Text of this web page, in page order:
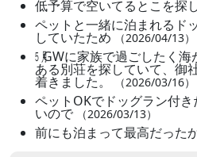
低予算で空いてるとこを探
ペットと一緒に泊まれるド
していたため （2026/04/13）
㋄GWに家族で過ごしたく
ある別荘を探していて、御
着きました。 （2026/03/16）
ペットOKでドッグラン付
いので （2026/03/13）
前にも泊まって最高だった